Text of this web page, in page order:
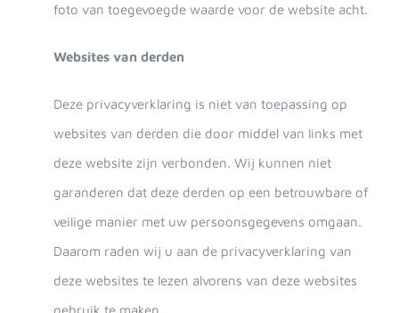
foto van toegevoegde waarde voor de website acht.
Websites van derden
Deze privacyverklaring is niet van toepassing op
websites van derden die door middel van links met
deze website zijn verbonden. Wij kunnen niet
garanderen dat deze derden op een betrouwbare of
veilige manier met uw persoonsgegevens omgaan.
Daarom raden wij u aan de privacyverklaring van
deze websites te lezen alvorens van deze websites
gebruik te maken.